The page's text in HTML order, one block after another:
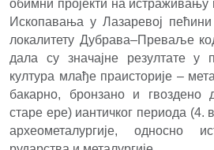
обимни пројекти на истраживању
Ископавања у Лазаревој
локалитету Дубрава–Преваље
дала су значајне резултате у
култура млађе праисторије –
бакарно, бронзано и гвоздено
старе ере) иантичког периода (4.
археометалургије, односно